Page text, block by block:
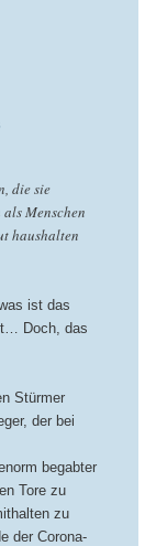
die sie
Menschen
haushalten
ist das
Doch, das
Stürmer
der bei
begabter
Tore zu
zu
der Corona-